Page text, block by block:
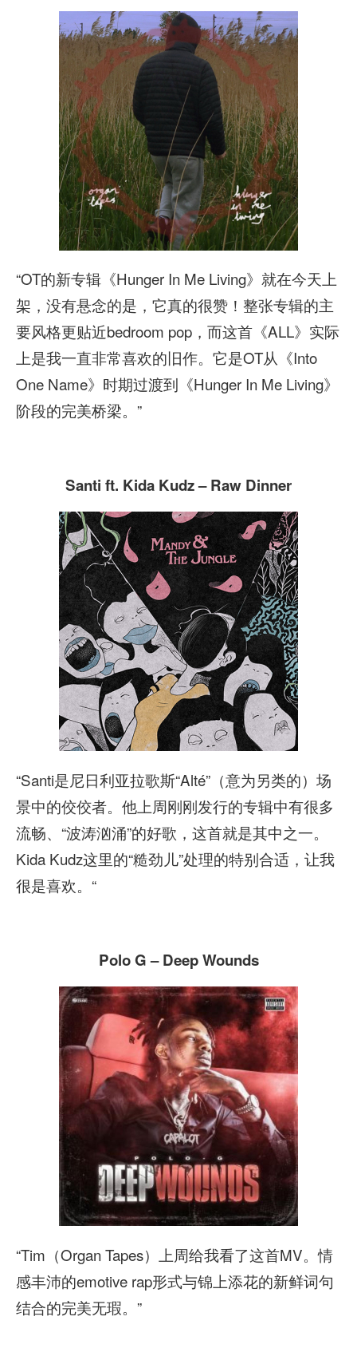
“OT的新专辑《Hunger In Me Living》就在今天上
架，没有悬念的是，它真的很赞！整张专辑的主
要风格更贴近bedroom pop，而这首《ALL》实际
上是我一直非常喜欢的旧作。它是OT从《Into
One Name》时期过渡到《Hunger In Me Living》
阶段的完美桥梁。”
Santi ft. Kida Kudz – Raw Dinner
“Santi是尼日利亚拉歌斯“Alté”（意为另类的）场
景中的佼佼者。他上周刚刚发行的专辑中有很多
流畅、“波涛汹涌”的好歌，这首就是其中之一。
Kida Kudz这里的“糙劲儿”处理的特别合适，让我
很是喜欢。“
Polo G – Deep Wounds
“Tim（Organ Tapes）上周给我看了这首MV。情
感丰沛的emotive rap形式与锦上添花的新鲜词句
结合的完美无瑕。”